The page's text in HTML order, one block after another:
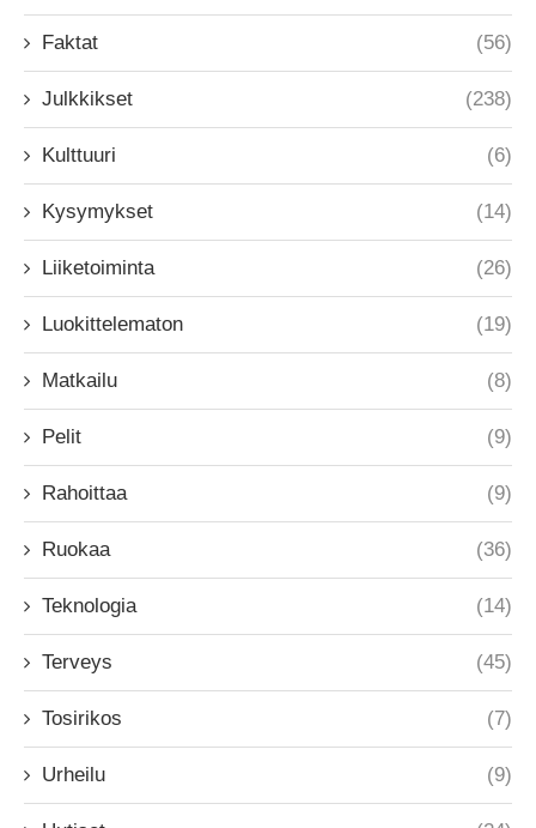
Faktat (56)
Julkkikset (238)
Kulttuuri (6)
Kysymykset (14)
Liiketoiminta (26)
Luokittelematon (19)
Matkailu (8)
Pelit (9)
Rahoittaa (9)
Ruokaa (36)
Teknologia (14)
Terveys (45)
Tosirikos (7)
Urheilu (9)